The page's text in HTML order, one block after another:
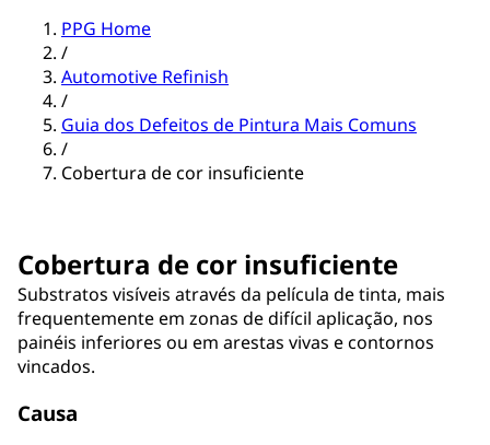
PPG Home
/
Automotive Refinish
/
Guia dos Defeitos de Pintura Mais Comuns
/
Cobertura de cor insuficiente
Cobertura de cor insuficiente
Substratos visíveis através da película de tinta, mais
frequentemente em zonas de difícil aplicação, nos
painéis inferiores ou em arestas vivas e contornos
vincados.
Causa